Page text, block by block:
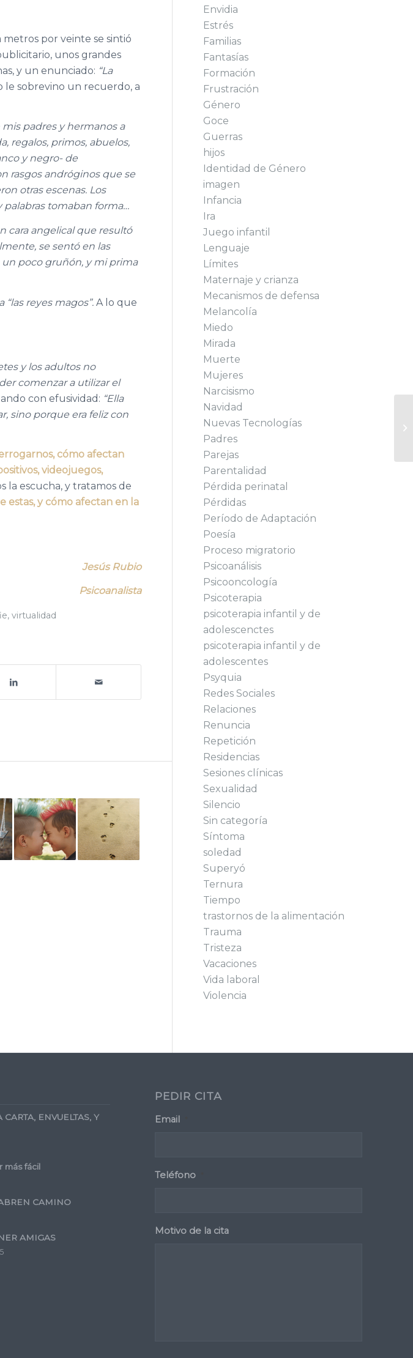
por veinte se sintió
unos grandes
y un enunciado: “La
le sobrevino un recuerdo, a
padres y hermanos a
regalos, primos, abuelos,
y negro- de
rasgos andróginos que se
otras escenas. Los
palabras tomaban forma…
cara angelical que resultó
se sentó en las
un poco gruñón, y mi prima
reyes magos”. A lo que
y los adultos no
comenzar a utilizar el
con efusividad: “Ella
sino porque era feliz con
cómo afectan
videojuegos,
la escucha, y tratamos de
estas, y cómo afectan en la
Jesús Rubio
Psicoanalista
, virtualidad
Envidia
Estrés
Familias
Fantasías
Formación
Frustración
Género
Goce
Guerras
hijos
Identidad de Género
imagen
Infancia
Ira
Juego infantil
Lenguaje
Límites
Maternaje y crianza
Mecanismos de defensa
Melancolía
Miedo
Mirada
Muerte
Mujeres
Narcisismo
Navidad
Nuevas Tecnologías
Padres
Parejas
Parentalidad
Pérdida perinatal
Pérdidas
Período de Adaptación
Poesía
Proceso migratorio
Psicoanálisis
Psicooncología
Psicoterapia
psicoterapia infantil y de
adolescenctes
psicoterapia infantil y de
adolescentes
Psyquia
Redes Sociales
Relaciones
Renuncia
Repetición
Residencias
Sesiones clínicas
Sexualidad
Silencio
Sin categoría
Síntoma
soledad
Superyó
Ternura
Tiempo
trastornos de la alimentación
Trauma
Tristeza
Vacaciones
Vida laboral
Violencia
ENVUELTAS, Y
más fácil
CAMINO
AMIGAS
PEDIR CITA
Email
Teléfono
Motivo de la cita